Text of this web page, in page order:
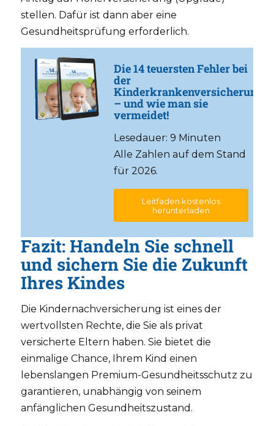
stellen. Dafür ist dann aber eine
Gesundheitsprüfung erforderlich.
Die 14 teuersten Fehler bei
der
Kinderkrankenversicherung
– und wie man sie
vermeidet!
Lesedauer: 9 Minuten
Alle Zahlen auf dem Stand
für 2026.
Leitfaden kostenlos
herunterladen
Fazit: Handeln Sie schnell
und sichern Sie die Zukunft
Ihres Kindes
Die Kindernachversicherung ist eines der
wertvollsten Rechte, die Sie als privat
versicherte Eltern haben. Sie bietet die
einmalige Chance, Ihrem Kind einen
lebenslangen Premium-Gesundheitsschutz zu
garantieren, unabhängig von seinem
anfänglichen Gesundheitszustand.